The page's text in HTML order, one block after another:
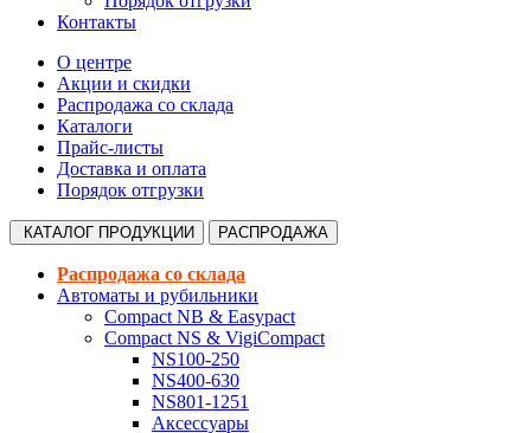
Контакты
О центре
Акции и скидки
Распродажа со склада
Каталоги
Прайс-листы
Доставка и оплата
Порядок отгрузки
КАТАЛОГ ПРОДУКЦИИ РАСПРОДАЖА
Распродажа со склада
Автоматы и рубильники
Compact NB & Easypact
Compact NS & VigiCompact
NS100-250
NS400-630
NS801-1251
Аксессуары